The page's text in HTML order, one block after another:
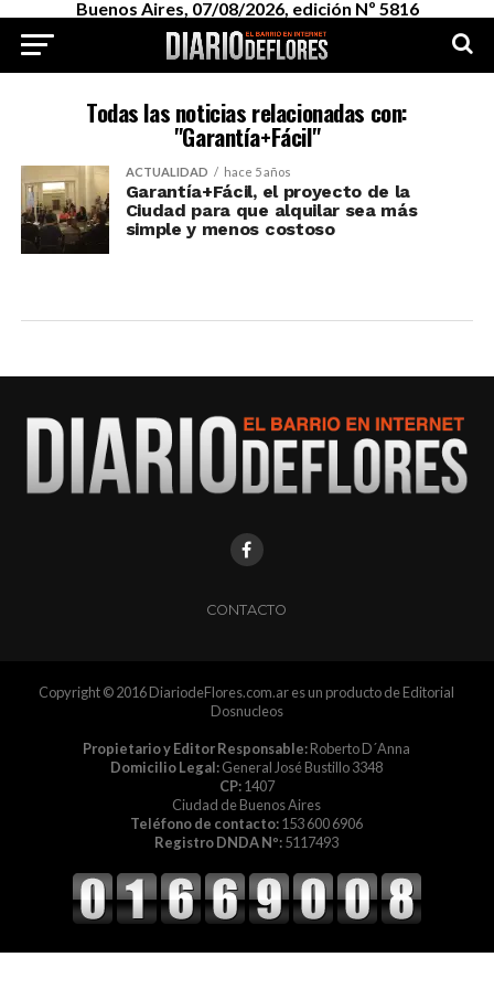
Buenos Aires, 07/08/2026, edición Nº 5816
Todas las noticias relacionadas con:
"Garantía+Fácil"
ACTUALIDAD hace 5 años
Garantía+Fácil, el proyecto de la
Ciudad para que alquilar sea más
simple y menos costoso
CONTACTO
Copyright © 2016 DiariodeFlores.com.ar es un producto de Editorial
Dosnucleos
Propietario y Editor Responsable:Roberto D´Anna
Domicilio Legal:General José Bustillo 3348
CP:1407
Ciudad de Buenos Aires
Teléfono de contacto:153 600 6906
Registro DNDA Nº:5117493